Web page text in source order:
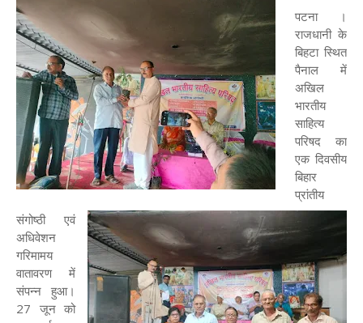
पटना ।
राजधानी के
बिहटा स्थित
पैनाल में
अखिल
भारतीय
साहित्य
परिषद का
एक दिवसीय
बिहार
प्रांतीय
संगोष्ठी एवं
अधिवेशन
गरिमामय
वातावरण में
संपन्न हुआ।
27 जून को